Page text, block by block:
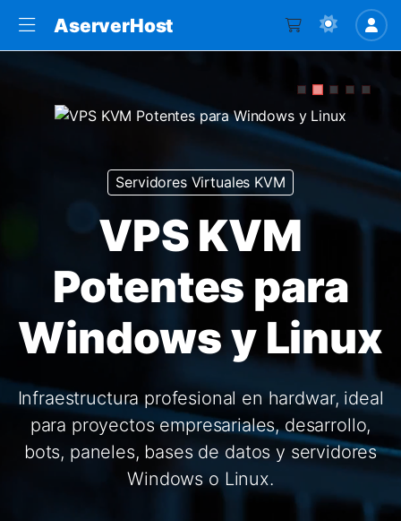
AserverHost
Servidores Virtuales KVM
VPS KVM
Potentes para
Windows y Linux
Infraestructura profesional en hardwar, ideal
para proyectos empresariales, desarrollo,
bots, paneles, bases de datos y servidores
Windows o Linux.